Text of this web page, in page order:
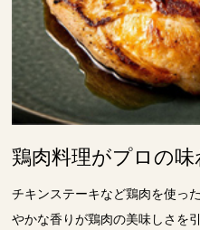
鶏肉料理がプロの味
チキンステーキなど鶏肉を使っ
やかな香りが鶏肉の美味しさを